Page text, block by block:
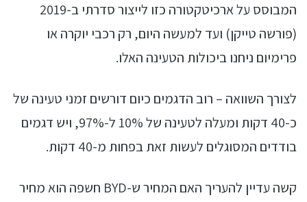
המבוסס על ארכיטקטורה כזו לייצור סדרתי ב-2019
(פורשה טייקן) ועד למעשה היום, רק רכבי יוקרה או
פרימיום ניחנו ביכולות הטעינה האלו.
לצורך השוואה – רוב הדגמים כיום דורשים זמני טעינה של
כ-40 דקות ומעלה לטעינה של 10% ל-97%, ויש דגמים
בודדים המסוגלים לעשות זאת בפחות מ-40 דקות.
קשה עדיין להעריך האם המחיר ש-BYD חשפה הוא מחיר